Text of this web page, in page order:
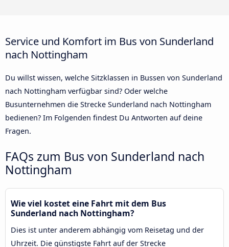
Service und Komfort im Bus von Sunderland
nach Nottingham
Du willst wissen, welche Sitzklassen in Bussen von Sunderland
nach Nottingham verfügbar sind? Oder welche
Busunternehmen die Strecke Sunderland nach Nottingham
bedienen? Im Folgenden findest Du Antworten auf deine
Fragen.
FAQs zum Bus von Sunderland nach
Nottingham
Wie viel kostet eine Fahrt mit dem Bus
Sunderland nach Nottingham?
Dies ist unter anderem abhängig vom Reisetag und der
Uhrzeit. Die günstigste Fahrt auf der Strecke